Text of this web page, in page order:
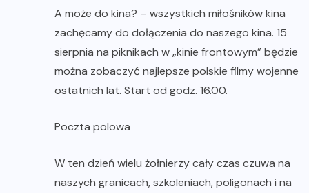
A może do kina? – wszystkich miłośników kina
zachęcamy do dołączenia do naszego kina. 15
sierpnia na piknikach w „kinie frontowym” będzie
można zobaczyć najlepsze polskie filmy wojenne
ostatnich lat. Start od godz. 16.00.
Poczta polowa
W ten dzień wielu żołnierzy cały czas czuwa na
naszych granicach, szkoleniach, poligonach i na